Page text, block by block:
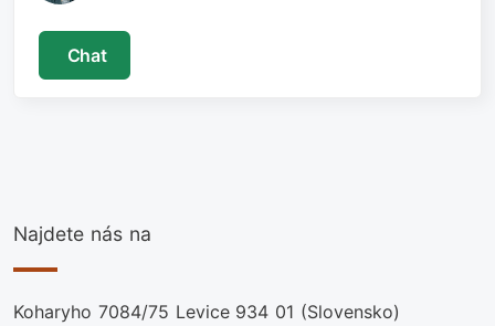
Chat
Najdete nás na
Koharyho 7084/75 Levice 934 01 (Slovensko)